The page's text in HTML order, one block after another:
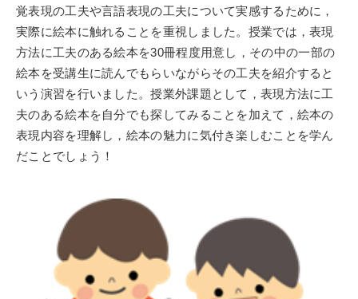
覚表現の工夫や言語表現の工夫について実感するために，
実際に絵本に触れることを重視しました。授業では，表現
方法に工夫のある絵本を30冊程度用意し，その中の一部の
絵本を受講生に読んでもらいながらその工夫を紹介すると
いう演習を行いました。授業外課題として，表現方法に工
夫のある絵本を自分でも探してみることを加えて，絵本の
表現内容を理解し，絵本の魅力に気付き楽しむことを学ん
だことでしょう！